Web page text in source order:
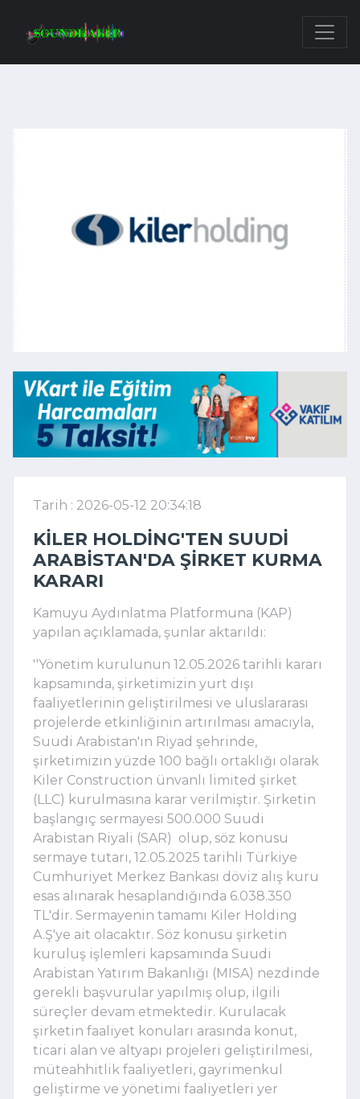
Tarih : 2026-05-12 20:34:18
KILER HOLDING'TEN SUUDI
ARABISTAN'DA ŞIRKET KURMA
KARARI
Kamuyu Aydınlatma Platformuna (KAP)
yapılan açıklamada, şunlar aktarıldı:
''Yönetim kurulunun 12.05.2026 tarihli kararı
kapsamında, şirketimizin yurt dışı
faaliyetlerinin geliştirilmesi ve uluslararası
projelerde etkinliğinin artırılması amacıyla,
Suudi Arabistan'ın Riyad şehrinde,
şirketimizin yüzde 100 bağlı ortaklığı olarak
Kiler Construction ünvanlı limited şirket
(LLC) kurulmasına karar verilmiştir. Şirketin
başlangıç sermayesi 500.000 Suudi
Arabistan Riyali (SAR) olup, söz konusu
sermaye tutarı, 12.05.2025 tarihli Türkiye
Cumhuriyet Merkez Bankası döviz alış kuru
esas alınarak hesaplandığında 6.038.350
TL'dir. Sermayenin tamamı Kiler Holding
A.Ş'ye ait olacaktır. Söz konusu şirketin
kuruluş işlemleri kapsamında Suudi
Arabistan Yatırım Bakanlığı (MISA) nezdinde
gerekli başvurular yapılmış olup, ilgili
süreçler devam etmektedir. Kurulacak
şirketin faaliyet konuları arasında konut,
ticari alan ve altyapı projeleri geliştirilmesi,
müteahhitlik faaliyetleri, gayrimenkul
geliştirme ve yönetimi faaliyetleri yer